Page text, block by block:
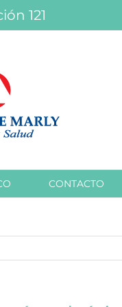
121
CONTACTO